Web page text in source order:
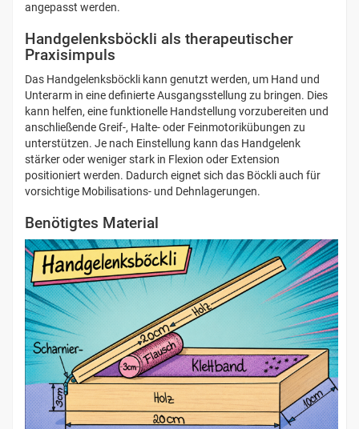
angepasst werden.
Handgelenksböckli als therapeutischer
Praxisimpuls
Das Handgelenksböckli kann genutzt werden, um Hand und
Unterarm in eine definierte Ausgangsstellung zu bringen. Dies
kann helfen, eine funktionelle Handstellung vorzubereiten und
anschließende Greif-, Halte- oder Feinmotorikübungen zu
unterstützen. Je nach Einstellung kann das Handgelenk
stärker oder weniger stark in Flexion oder Extension
positioniert werden. Dadurch eignet sich das Böckli auch für
vorsichtige Mobilisations- und Dehnlagerungen.
Benötigtes Material